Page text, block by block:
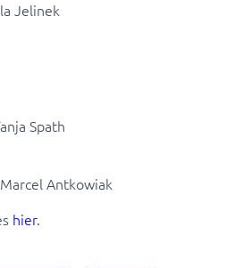
Jelinek
Spath
Antkowiak
hier.